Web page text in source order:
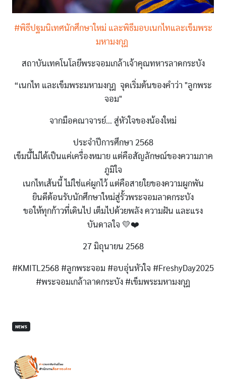
#พิธีปฐมนิเทศนักศึกษาใหม่ และพิธีมอบเนกไทและเข็มพระ
มหามงกุฎ
สถาบันเทคโนโลยีพระจอมเกล้าเจ้าคุณทหารลาดกระบัง
“เนกไท และเข็มพระมหามงกุฎ จุดเริ่มต้นของคำว่า "ลูกพระ
จอม"
จากมือคณาจารย์… สู่หัวใจของน้องใหม่
ประจำปีการศึกษา 2568
เข็มนี้ไม่ได้เป็นแค่เครื่องหมาย แต่คือสัญลักษณ์ของความภาค
ภูมิใจ
เนกไทเส้นนี้ ไม่ใช่แค่ผูกไว้ แต่คือสายใยของความผูกพัน
ยินดีต้อนรับนักศึกษาใหม่สู่รั้วพระจอมลาดกระบัง
ขอให้ทุกก้าวที่เดินไป เต็มไปด้วยพลัง ความฝัน และแรง
บันดาลใจ 💛❤️
27 มิถุนายน 2568
#KMITL2568 #ลูกพระจอม #อบอุ่นหัวใจ #FreshyDay2025
#พระจอมเกล้าลาดกระบัง #เข็มพระมหามงกุฎ
NEWS